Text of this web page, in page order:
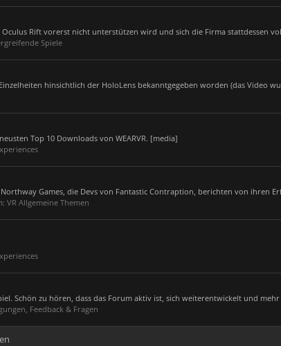
Rift vorerst nicht unterstützen wird und sich die Firma stattdessen
Spiele
hinsichtlich der HoloLens bekanntgegeben worden (das Video
Top 10 Downloads von WEARVR. [media]
Games, die Devs von Fantastic Contraption, berichten von ihren
VR Allgemeine Themen
Schön zu hören, dass das Forum aktiv ist, sich weiterentwickelt und
Feedback & Fragen